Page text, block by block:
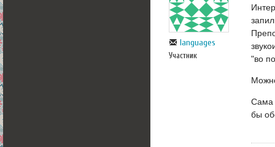
languages
Участник
"во
Сама
бы